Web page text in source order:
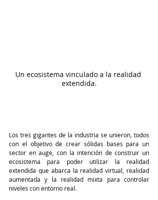
Un ecosistema vinculado a la realidad
extendida.
Los tres gigantes de la industria se unieron, todos
con el objetivo de crear sólidas bases para un
sector en auge, con la intención de construir un
ecosistema para poder utilizar la realidad
extendida que abarca la realidad virtual, realidad
aumentada y la realidad mixta para controlar
niveles con entorno real.